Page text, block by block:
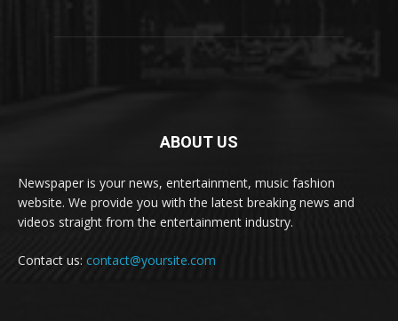
ABOUT US
Newspaper is your news, entertainment, music fashion
website. We provide you with the latest breaking news and
videos straight from the entertainment industry.
Contact us: contact@yoursite.com